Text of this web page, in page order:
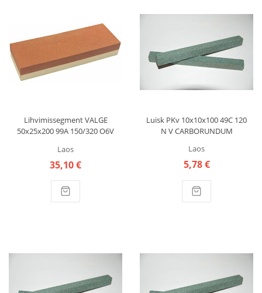
Lihvimissegment VALGE
50x25x200 99A 150/320 O6V
Laos
35,10 €
Luisk PKv 10x10x100 49C 120
N V CARBORUNDUM
Laos
5,78 €